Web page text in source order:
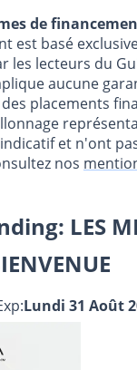
de
est basé
les lecteurs du
aucune
placements
et n'ont
nos
LES
Lundi 31 Août